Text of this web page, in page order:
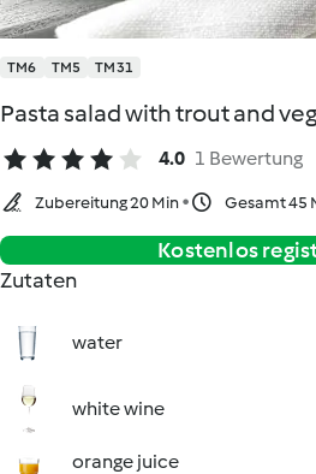
TM6 TM5 TM31
Pasta salad with trout and
4.0 1 Bewertung
Zubereitung 20 Min Gesamt 45
Kostenlos
Zutaten
water
white wine
orange juice